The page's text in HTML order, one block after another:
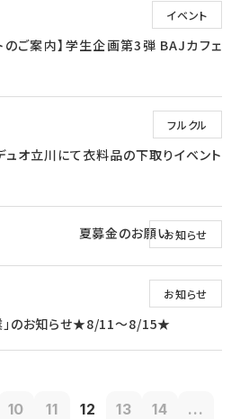
イベント
のご案内】学生企画第3弾 BAJカフェ
フルクル
ュオ立川にて衣料品の下取りイベント
お知らせ
夏募金のお願い
お知らせ
業」のお知らせ★8/11～8/15★
10 11 12 13 14 ...